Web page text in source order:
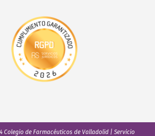
de Farmacéuticos de Valladolid | Servicio